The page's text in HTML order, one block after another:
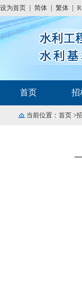
设为首页 简体 繁体
首页 招
当前位置： 首页 >